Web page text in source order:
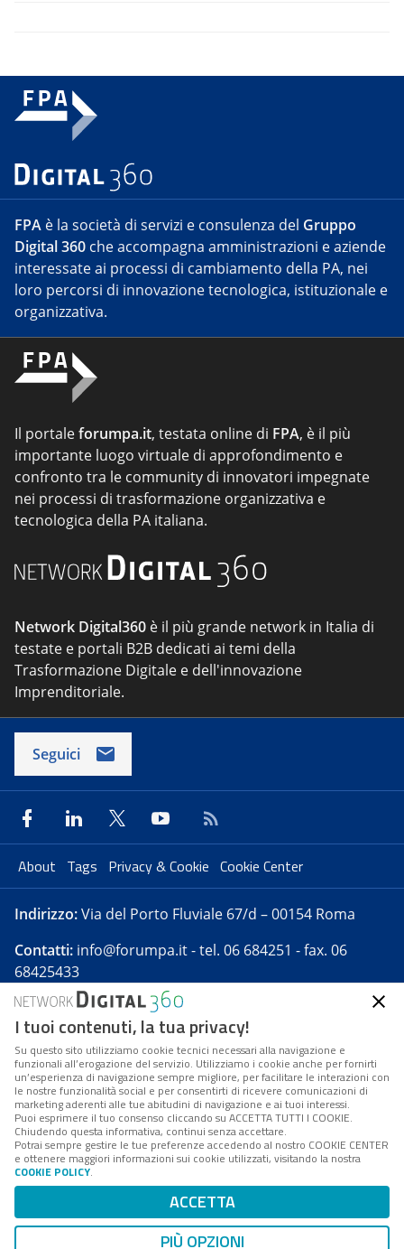
FPA è la società di servizi e consulenza del Gruppo
Digital 360 che accompagna amministrazioni e aziende
interessate ai processi di cambiamento della PA, nei
loro percorsi di innovazione tecnologica, istituzionale e
organizzativa.
Il portaleforumpa.it, testata online di FPA, è il più
importante luogo virtuale di approfondimento e
confronto tra le community di innovatori impegnate
nei processi di trasformazione organizzativa e
tecnologica della PA italiana.
Network Digital360 è il più grande network in Italia di
testate e portali B2B dedicati ai temi della
Trasformazione Digitale e dell'innovazione
Imprenditoriale.
Seguici
About Tags Privacy & Cookie Cookie Center
Indirizzo:Via del Porto Fluviale 67/d – 00154 Roma
Contatti: info@forumpa.it- tel. 06 684251 - fax. 06
68425433
Forumpa.itè una pubblicazione telematica iscritta
presso Registro della stampa del Tribunale di Roma -
Reg. n. 182 del 2 maggio 2008 - Direttore resp. Michela
Stentella
FPA s.r.l. è società soggetta a Direzione e
Coordinamento da parte di Digital360 S.p.A. - FPA s.r.l.
è un'azienda certificata per il sistema di management
Codice Fiscale/Partita IVA n. 10693191008 - R.E.A. Roma
n. 1249791. ISP AWS
Mappa del sito
I tuoi contenuti, la tua privacy!
Su questo sito utilizziamo cookie tecnici necessari alla navigazione e
funzionali all’erogazione del servizio. Utilizziamo i cookie anche per fornirti
un’esperienza di navigazione sempre migliore, per facilitare le interazioni con
le nostre funzionalità social e per consentirti di ricevere comunicazioni di
marketing aderenti alle tue abitudini di navigazione e ai tuoi interessi.
Puoi esprimere il tuo consenso cliccando su ACCETTA TUTTI I COOKIE.
Chiudendo questa informativa, continui senza accettare.
Potrai sempre gestire le tue preferenze accedendo al nostro COOKIE CENTER
e ottenere maggiori informazioni sui cookie utilizzati, visitando la nostra
COOKIE POLICY.
ACCETTA
PIÙ OPZIONI